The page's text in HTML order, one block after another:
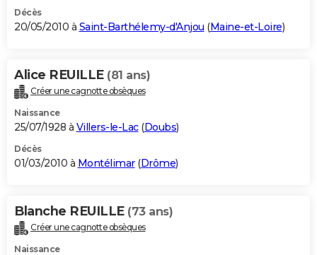
Décès
20/05/2010 à Saint-Barthélemy-d'Anjou (Maine-et-Loire)
Alice REUILLE (81 ans)
Créer une cagnotte obsèques
Naissance
25/07/1928 à Villers-le-Lac(Doubs)
Décès
01/03/2010 à Montélimar(Drôme)
Blanche REUILLE (73 ans)
Créer une cagnotte obsèques
Naissance